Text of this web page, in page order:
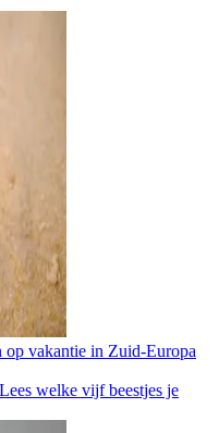
op vakantie in Zuid-Europa
welke vijf beestjes je